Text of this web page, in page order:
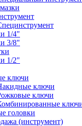
1/4"
3/8"
1/2"
ключи
ключи
ключи
головки
(инструмент)